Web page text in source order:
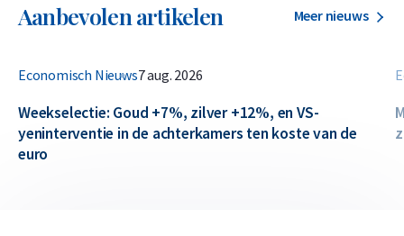
Aanbevolen artikelen Meer nieuws
Economisch Nieuws7 aug. 2026
Weekselectie: Goud +7%, zilver +12%, en VS-
yeninterventie in de achterkamers ten koste van de
euro